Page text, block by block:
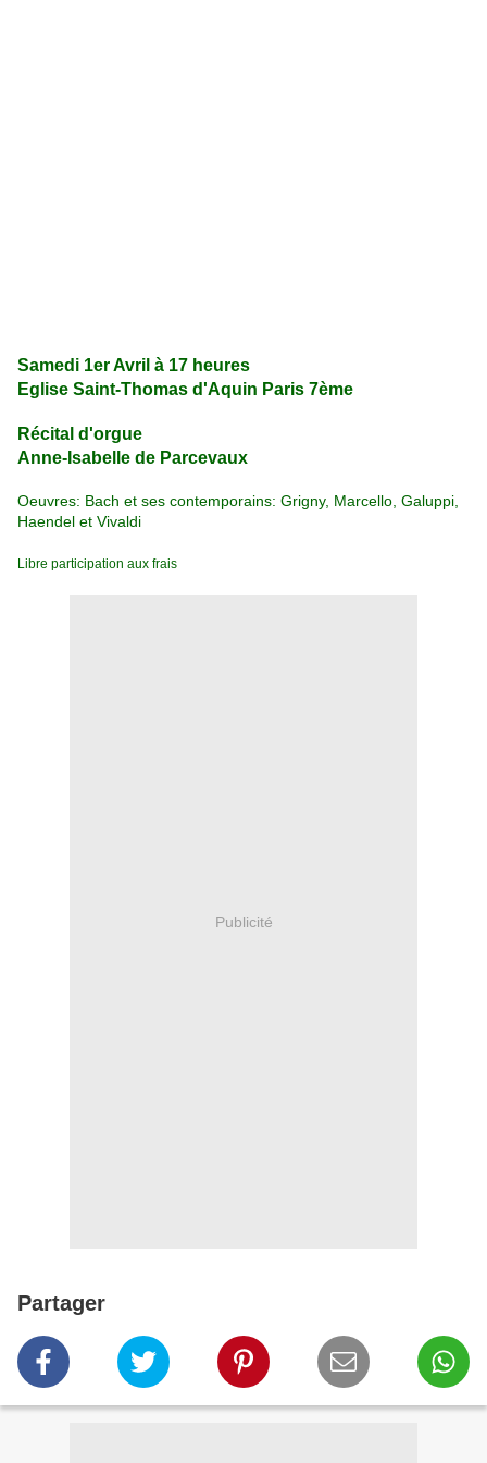
Samedi 1er Avril à 17 heures
Eglise Saint-Thomas d'Aquin Paris 7ème
Récital d'orgue
Anne-Isabelle de Parcevaux
Oeuvres: Bach et ses contemporains: Grigny, Marcello, Galuppi,
Haendel et Vivaldi
Libre participation aux frais
Publicité
Partager